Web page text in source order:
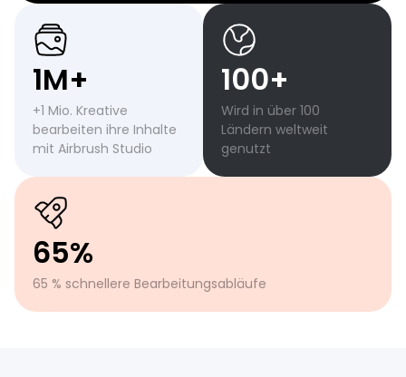
1M+
+1 Mio. Kreative
bearbeiten ihre Inhalte
mit Airbrush Studio
100+
Wird in über 100
Ländern weltweit
genutzt
65%
65 % schnellere Bearbeitungsabläufe